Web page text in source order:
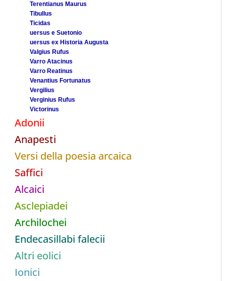
Terentianus Maurus
Tibullus
Ticidas
uersus e Suetonio
uersus ex Historia Augusta
Valgius Rufus
Varro Atacinus
Varro Reatinus
Venantius Fortunatus
Vergilius
Verginius Rufus
Victorinus
Adonii
Anapesti
Versi della poesia arcaica
Saffici
Alcaici
Asclepiadei
Archilochei
Endecasillabi falecii
Altri eolici
Ionici